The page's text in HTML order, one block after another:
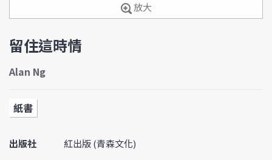
放大
留住這時情
Alan Ng
紙書
出版社
紅出版 (青森文化)